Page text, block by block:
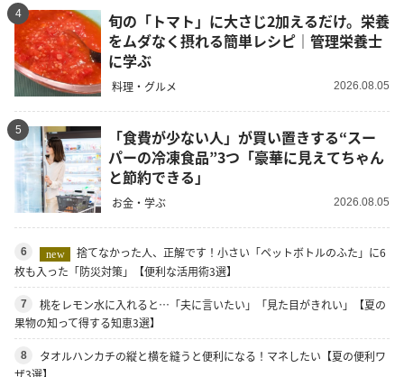
4
旬の「トマト」に大さじ2加えるだけ。栄養
をムダなく摂れる簡単レシピ｜管理栄養士
に学ぶ
料理・グルメ 2026.08.05
5
「食費が少ない人」が買い置きする“スー
パーの冷凍食品”3つ「豪華に見えてちゃん
と節約できる」
お金・学ぶ 2026.08.05
6 new
捨てなかった人、正解です！小さい「ペットボトルのふた」に6
枚も入った「防災対策」【便利な活用術3選】
7
桃をレモン水に入れると…「夫に言いたい」「見た目がきれい」【夏の
果物の知って得する知恵3選】
8
タオルハンカチの縦と横を縫うと便利になる！マネしたい【夏の便利ワ
ザ3選】